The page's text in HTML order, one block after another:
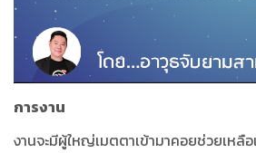
การงาน
งานจะมีผู้ใหญ่เมตตาเข้ามาคอยช่วยเหลือ